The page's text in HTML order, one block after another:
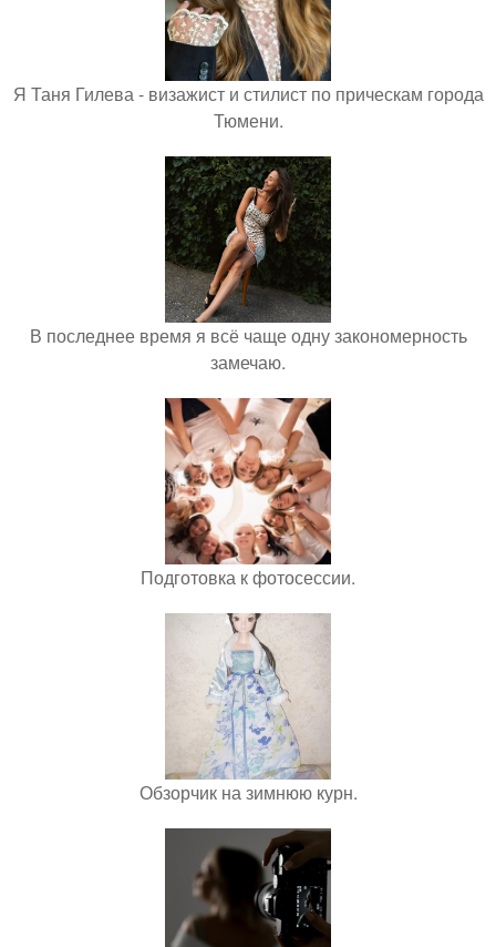
Я Таня Гилева - визажист и стилист по прическам города
Тюмени.
В последнее время я всё чаще одну закономерность
замечаю.
Подготовка к фотосессии.
Обзорчик на зимнюю курн.